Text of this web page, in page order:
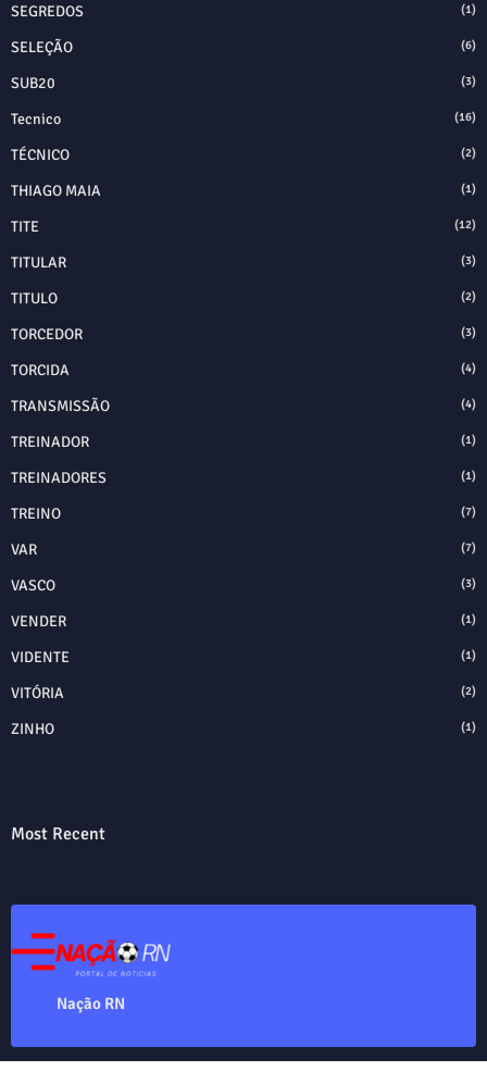
SEGREDOS (1)
SELEÇÃO (6)
SUB20 (3)
Tecnico (16)
TÉCNICO (2)
THIAGO MAIA (1)
TITE (12)
TITULAR (3)
TITULO (2)
TORCEDOR (3)
TORCIDA (4)
TRANSMISSÃO (4)
TREINADOR (1)
TREINADORES (1)
TREINO (7)
VAR (7)
VASCO (3)
VENDER (1)
VIDENTE (1)
VITÓRIA (2)
ZINHO (1)
Most Recent
Nação RN